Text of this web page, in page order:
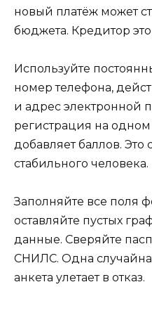
новый платёж может
бюджета. Кредитор
Используйте
номер телефона,
и адрес электронной
регистрация на одном
добавляет баллов. Это
стабильного человека.
Заполняйте все поля
оставляйте пустых
данные. Сверяйте
СНИЛС. Одна
анкета улетает в отказ.